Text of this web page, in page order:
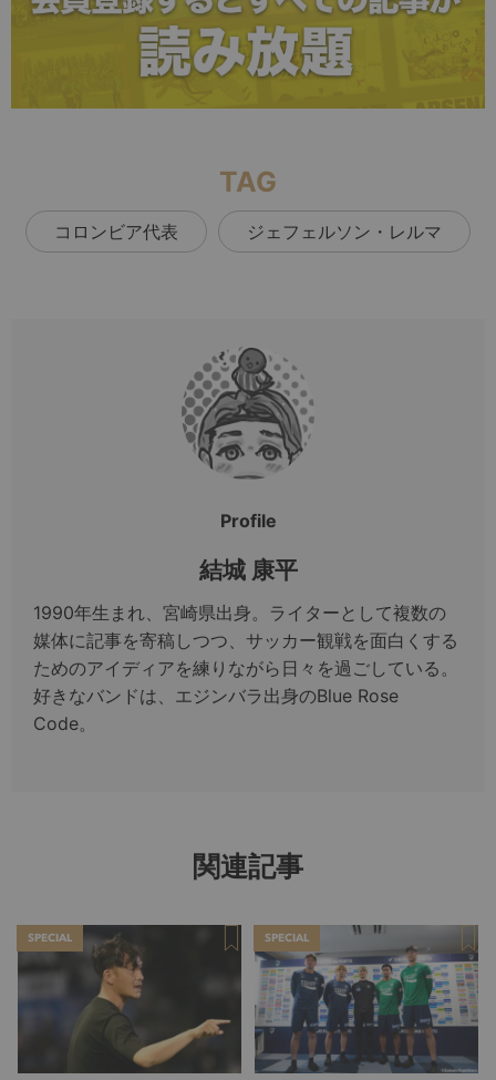
TAG
コロンビア代表 ジェフェルソン・レルマ
Profile
結城 康平
1990年生まれ、宮崎県出身。ライターとして複数の
媒体に記事を寄稿しつつ、サッカー観戦を面白くする
ためのアイディアを練りながら日々を過ごしている。
好きなバンドは、エジンバラ出身のBlue Rose
Code。
関連記事
SPECIAL SPECIAL